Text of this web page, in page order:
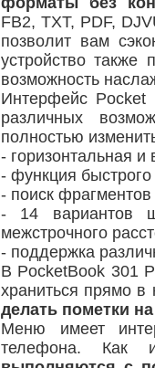
FB2, TXT, PDF,
позволит вам
устройство
возможность
Интерфейс Pocket
различных
полностью
- горизонтальная и
- функция
- поиск фрагментов
- 14 вариантов
межстрочного
- поддержка
В PocketBook 301
храниться прямо в
делать пометки
Меню имеет
телефона.